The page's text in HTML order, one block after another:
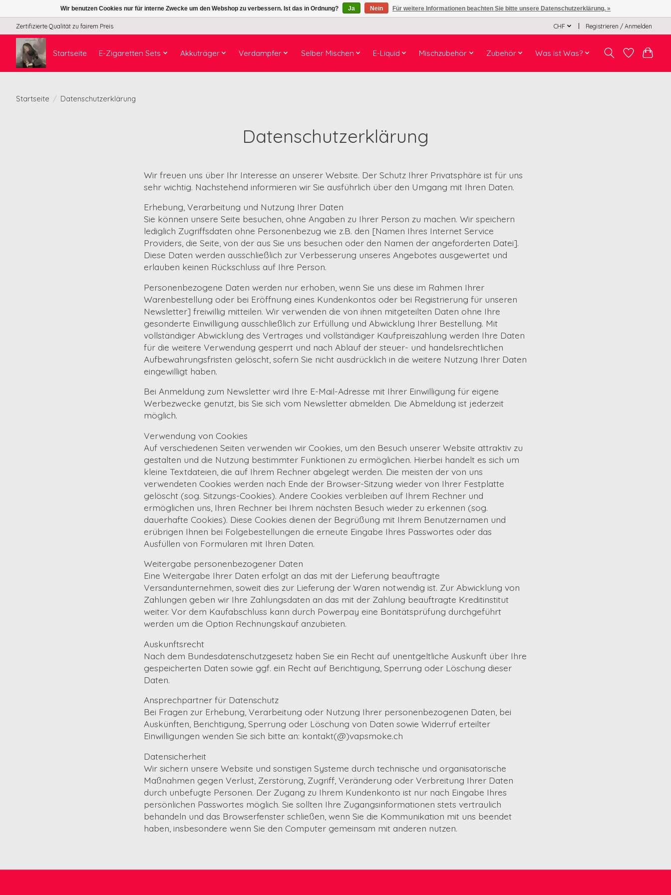
Zertifizierte Qualität zu fairem Preis CHF Registrieren / Anmelden
Startseite E-Zigaretten Sets Akkuträger Verdampfer Selber Mischen E-Liquid Mischzubehör Zubehör Was ist Was?
Startseite / Datenschutzerklärung
Datenschutzerklärung
Wir freuen uns über Ihr Interesse an unserer Website. Der Schutz Ihrer Privatsphäre ist für uns
sehr wichtig. Nachstehend informieren wir Sie ausführlich über den Umgang mit Ihren Daten.
Erhebung, Verarbeitung und Nutzung Ihrer Daten
Sie können unsere Seite besuchen, ohne Angaben zu Ihrer Person zu machen. Wir speichern
lediglich Zugriffsdaten ohne Personenbezug wie z.B. den [Namen Ihres Internet Service
Providers, die Seite, von der aus Sie uns besuchen oder den Namen der angeforderten Datei].
Diese Daten werden ausschließlich zur Verbesserung unseres Angebotes ausgewertet und
erlauben keinen Rückschluss auf Ihre Person.
Personenbezogene Daten werden nur erhoben, wenn Sie uns diese im Rahmen Ihrer
Warenbestellung oder bei Eröffnung eines Kundenkontos oder bei Registrierung für unseren
Newsletter] freiwillig mitteilen. Wir verwenden die von ihnen mitgeteilten Daten ohne Ihre
gesonderte Einwilligung ausschließlich zur Erfüllung und Abwicklung Ihrer Bestellung. Mit
vollständiger Abwicklung des Vertrages und vollständiger Kaufpreiszahlung werden Ihre Daten
für die weitere Verwendung gesperrt und nach Ablauf der steuer- und handelsrechtlichen
Aufbewahrungsfristen gelöscht, sofern Sie nicht ausdrücklich in die weitere Nutzung Ihrer Daten
eingewilligt haben.
Bei Anmeldung zum Newsletter wird Ihre E-Mail-Adresse mit Ihrer Einwilligung für eigene
Werbezwecke genutzt, bis Sie sich vom Newsletter abmelden. Die Abmeldung ist jederzeit
möglich.
Verwendung von Cookies
Auf verschiedenen Seiten verwenden wir Cookies, um den Besuch unserer Website attraktiv zu
gestalten und die Nutzung bestimmter Funktionen zu ermöglichen. Hierbei handelt es sich um
kleine Textdateien, die auf Ihrem Rechner abgelegt werden. Die meisten der von uns
verwendeten Cookies werden nach Ende der Browser-Sitzung wieder von Ihrer Festplatte
gelöscht (sog. Sitzungs-Cookies). Andere Cookies verbleiben auf Ihrem Rechner und
ermöglichen uns, Ihren Rechner bei Ihrem nächsten Besuch wieder zu erkennen (sog.
dauerhafte Cookies). Diese Cookies dienen der Begrüßung mit Ihrem Benutzernamen und
erübrigen Ihnen bei Folgebestellungen die erneute Eingabe Ihres Passwortes oder das
Ausfüllen von Formularen mit Ihren Daten.
Weitergabe personenbezogener Daten
Eine Weitergabe Ihrer Daten erfolgt an das mit der Lieferung beauftragte
Versandunternehmen, soweit dies zur Lieferung der Waren notwendig ist. Zur Abwicklung von
Zahlungen geben wir Ihre Zahlungsdaten an das mit der Zahlung beauftragte Kreditinstitut
weiter. Vor dem Kaufabschluss kann durch Powerpay eine Bonitätsprüfung durchgeführt
werden um die Option Rechnungskauf anzubieten.
Auskunftsrecht
Nach dem Bundesdatenschutzgesetz haben Sie ein Recht auf unentgeltliche Auskunft über Ihre
gespeicherten Daten sowie ggf. ein Recht auf Berichtigung, Sperrung oder Löschung dieser
Daten.
Ansprechpartner für Datenschutz
Bei Fragen zur Erhebung, Verarbeitung oder Nutzung Ihrer personenbezogenen Daten, bei
Auskünften, Berichtigung, Sperrung oder Löschung von Daten sowie Widerruf erteilter
Einwilligungen wenden Sie sich bitte an: kontakt(@)vapsmoke.ch
Datensicherheit
Wir sichern unsere Website und sonstigen Systeme durch technische und organisatorische
Maßnahmen gegen Verlust, Zerstörung, Zugriff, Veränderung oder Verbreitung Ihrer Daten
durch unbefugte Personen. Der Zugang zu Ihrem Kundenkonto ist nur nach Eingabe Ihres
persönlichen Passwortes möglich. Sie sollten Ihre Zugangsinformationen stets vertraulich
behandeln und das Browserfenster schließen, wenn Sie die Kommunikation mit uns beendet
haben, insbesondere wenn Sie den Computer gemeinsam mit anderen nutzen.
Wir benutzen Cookies nur für interne Zwecke um den Webshop zu verbessern. Ist das in Ordnung? Ja Nein Für weitere Informationen beachten Sie bitte unsere Datenschutzerklärung. »